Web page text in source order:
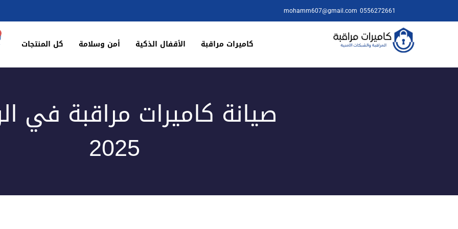
0556272661
mohamm607@gmail.com
كاميرات مراقبة الأقفال الذكية أمن وسلامة كل المنتجات
صيانة كاميرات مراقبة في
2025